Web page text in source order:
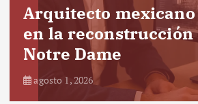
Arquitecto
en la
Notre Dame
agosto 1, 2026